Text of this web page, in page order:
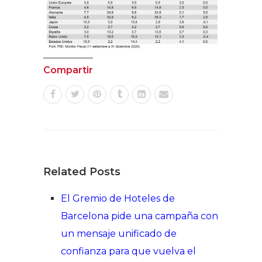
Compartir
Related Posts
El Gremio de Hoteles de
Barcelona pide una campaña con
un mensaje unificado de
confianza para que vuelva el